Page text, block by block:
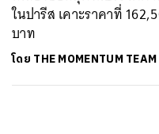
ในปารีส เคาะราคาที่
บาท
โดย THE MOMENTUM TEAM